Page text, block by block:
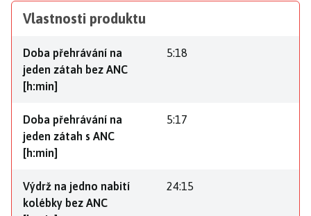
Vlastnosti produktu
Doba přehrávání na
jeden zátah bez ANC
[h:min]
5:18
Doba přehrávání na
jeden zátah s ANC
[h:min]
5:17
Výdrž na jedno nabití
kolébky bez ANC
24:15